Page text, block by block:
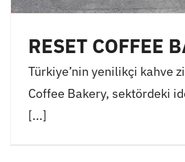
RESET COFFEE
Türkiye’nin yenilikçi kahve
Coffee Bakery, sektördeki
[...]